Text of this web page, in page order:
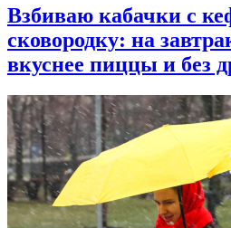
Взбиваю кабачки с
сковородку: на
вкуснее пиццы и без